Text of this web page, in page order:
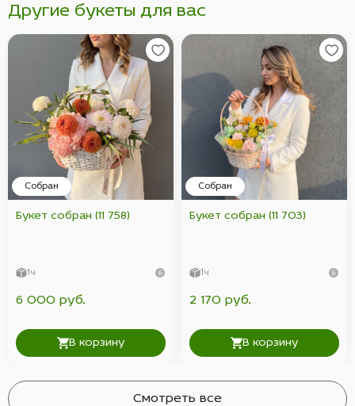
Другие букеты для вас
Собран
Букет собран (11 758)
1ч
6 000 руб.
В корзину
Собран
Букет собран (11 703)
1ч
2 170 руб.
В корзину
Смотреть все